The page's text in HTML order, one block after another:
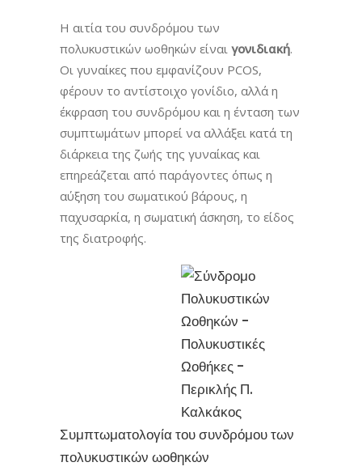
Η αιτία του συνδρόμου των
πολυκυστικών ωοθηκών είναι γονιδιακή.
Οι γυναίκες που εμφανίζουν PCOS,
φέρουν το αντίστοιχο γονίδιο, αλλά η
έκφραση του συνδρόμου και η ένταση των
συμπτωμάτων μπορεί να αλλάξει κατά τη
διάρκεια της ζωής της γυναίκας και
επηρεάζεται από παράγοντες όπως η
αύξηση του σωματικού βάρους, η
παχυσαρκία, η σωματική άσκηση, το είδος
της διατροφής.
Συμπτωματολογία του συνδρόμου των
πολυκυστικών ωοθηκών